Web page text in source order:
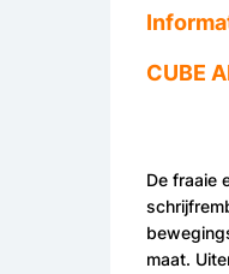
CUBE
De fraaie
maat.